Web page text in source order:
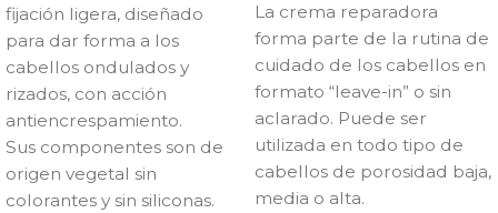
fijación ligera, diseñado
para dar forma a los
cabellos ondulados y
rizados, con acción
antiencrespamiento.
Sus componentes son de
origen vegetal sin
colorantes y sin siliconas.
La crema reparadora
forma parte de la rutina de
cuidado de los cabellos en
formato “leave-in” o sin
aclarado. Puede ser
utilizada en todo tipo de
cabellos de porosidad baja,
media o alta.